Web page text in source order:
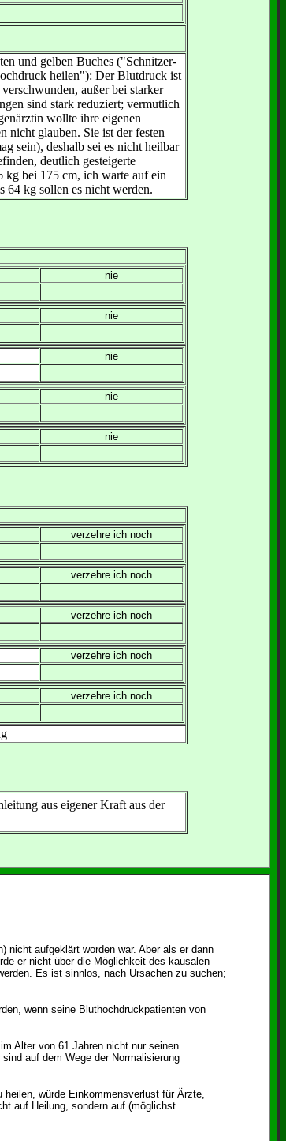
und gelben Buches ("Schnitzer-
heilen"): Der Blutdruck ist
außer bei starker
sind stark reduziert; vermutlich
wollte ihre eigenen
nicht glauben. Sie ist der festen
sein), deshalb sei es nicht heilbar
deutlich gesteigerte
bei 175 cm, ich warte auf ein
64 kg sollen es nicht werden.
nie
nie
nie
nie
nie
verzehre ich noch
verzehre ich noch
verzehre ich noch
verzehre ich noch
verzehre ich noch
aus eigener Kraft aus der
nicht aufgeklärt worden war. Aber als er dann
er nicht über die Möglichkeit des kausalen
Es ist sinnlos, nach Ursachen zu suchen;
wenn seine Bluthochdruckpatienten von
Alter von 61 Jahren nicht nur seinen
auf dem Wege der Normalisierung
würde Einkommensverlust für Ärzte,
auf Heilung, sondern auf (möglichst